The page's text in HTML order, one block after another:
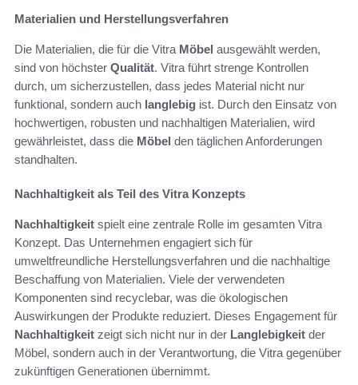
Materialien und Herstellungsverfahren
Die Materialien, die für die Vitra Möbel ausgewählt werden,
sind von höchster Qualität. Vitra führt strenge Kontrollen
durch, um sicherzustellen, dass jedes Material nicht nur
funktional, sondern auch langlebig ist. Durch den Einsatz von
hochwertigen, robusten und nachhaltigen Materialien, wird
gewährleistet, dass die Möbel den täglichen Anforderungen
standhalten.
Nachhaltigkeit als Teil des Vitra Konzepts
Nachhaltigkeit spielt eine zentrale Rolle im gesamten Vitra
Konzept. Das Unternehmen engagiert sich für
umweltfreundliche Herstellungsverfahren und die nachhaltige
Beschaffung von Materialien. Viele der verwendeten
Komponenten sind recyclebar, was die ökologischen
Auswirkungen der Produkte reduziert. Dieses Engagement für
Nachhaltigkeit zeigt sich nicht nur in der Langlebigkeit der
Möbel, sondern auch in der Verantwortung, die Vitra gegenüber
zukünftigen Generationen übernimmt.